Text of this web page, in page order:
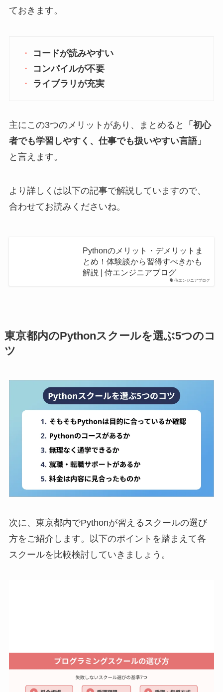
ておきます。
コードが読みやすい
コンパイルが不要
ライブラリが充実
主にこの3つのメリットがあり、まとめると
「初心
者でも学習しやすく、仕事でも扱いやすい言語」
と言えます。
より詳しくは以下の記事で解説していますので、
合わせてお読みくださいね。
侍エンジニアブログ
Pythonのメリット・デメリットま
とめ！体験談から習得すべきかも
解説 | 侍エンジニアブログ
東京都内のPythonスクールを選ぶ5つのコ
ツ
次に、東京都内でPythonが習えるスクールの選び
方をご紹介します。以下のポイントを踏まえて各
スクールを比較検討していきましょう。